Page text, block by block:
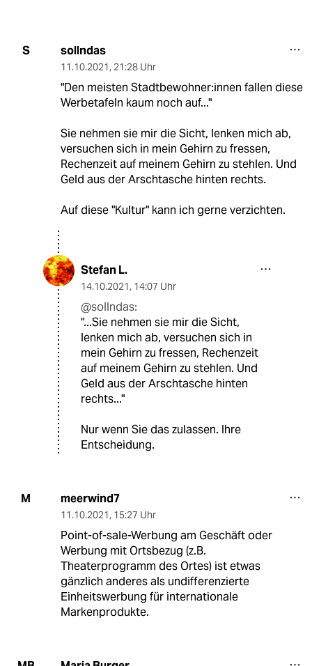
S sollndas
11.10.2021, 21:28 Uhr
"Den meisten Stadt­be­woh­ne­r:in­nen fallen diese
Werbetafeln kaum noch auf..."
Sie nehmen sie mir die Sicht, lenken mich ab,
versuchen sich in mein Gehirn zu fressen,
Rechenzeit auf meinem Gehirn zu stehlen. Und
Geld aus der Arschtasche hinten rechts.
Auf diese "Kultur" kann ich gerne verzichten.
Stefan L.
14.10.2021, 14:07 Uhr
@sollndas:
"...Sie nehmen sie mir die Sicht,
lenken mich ab, versuchen sich in
mein Gehirn zu fressen, Rechenzeit
auf meinem Gehirn zu stehlen. Und
Geld aus der Arschtasche hinten
rechts..."
Nur wenn Sie das zulassen. Ihre
Entscheidung.
M meerwind7
11.10.2021, 15:27 Uhr
Point-of-sale-Werbung am Geschäft oder
Werbung mit Ortsbezug (z.B.
Theaterprogramm des Ortes) ist etwas
gänzlich anderes als undifferenzierte
Einheitswerbung für internationale
Markenprodukte.